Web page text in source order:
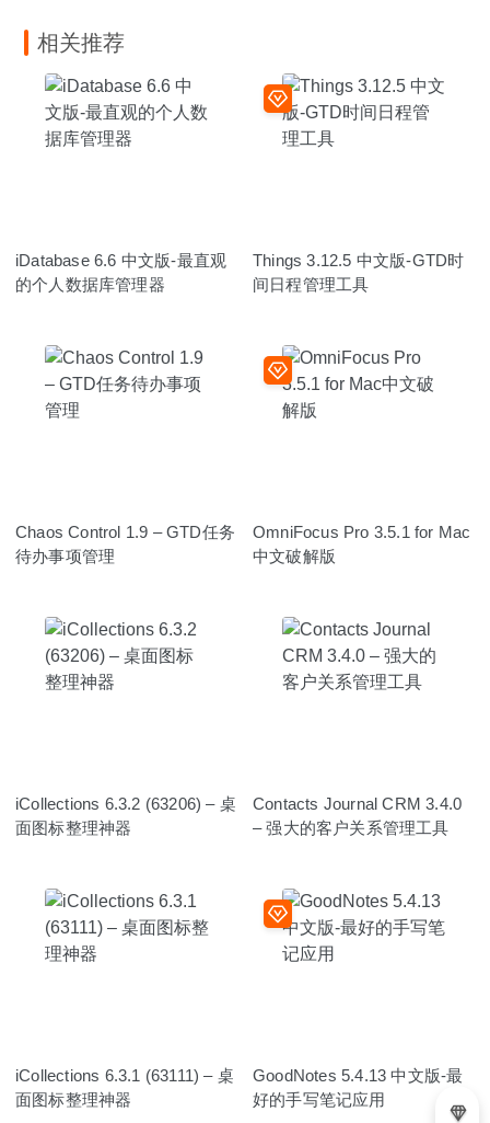
相关推荐
iDatabase 6.6 中文版-最直观
的个人数据库管理器
Things 3.12.5 中文版-GTD时
间日程管理工具
Chaos Control 1.9 – GTD任务
待办事项管理
OmniFocus Pro 3.5.1 for Mac
中文破解版
iCollections 6.3.2 (63206) – 桌
面图标整理神器
Contacts Journal CRM 3.4.0
– 强大的客户关系管理工具
iCollections 6.3.1 (63111) – 桌
面图标整理神器
GoodNotes 5.4.13 中文版-最
好的手写笔记应用